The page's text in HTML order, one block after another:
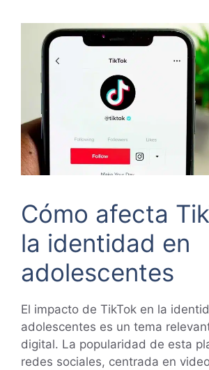
Cómo afecta
la identidad en
adolescentes
El impacto de TikTok en la
adolescentes es un tema
digital. La popularidad de esta
redes sociales, centrada en